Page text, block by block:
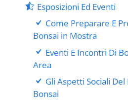
Esposizioni Ed Eventi
Come Preparare E
Bonsai in Mostra
Eventi E Incontri Di
Area
Gli Aspetti Sociali
Bonsai